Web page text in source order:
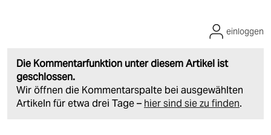
Die Kommentarfunktion unter diesem Artikel ist
geschlossen.
Wir öffnen die Kommentarspalte bei ausgewählten
Artikeln für etwa drei Tage – hier sind sie zu finden.
einloggen